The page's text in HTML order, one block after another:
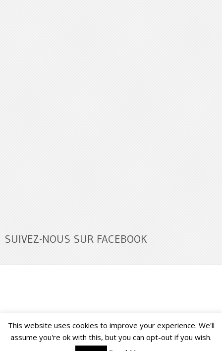
SUIVEZ-NOUS SUR FACEBOOK
Buzz Ultra Copyright © 2026. Back to Top ↑
This website uses cookies to improve your experience. We'll
assume you're ok with this, but you can opt-out if you wish.